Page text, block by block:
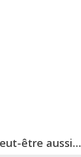
être aussi…